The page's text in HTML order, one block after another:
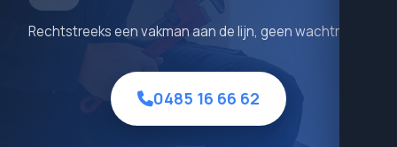
Rechtstreeks een vakman aan de lijn, geen wachtrij.
0485 16 66 62